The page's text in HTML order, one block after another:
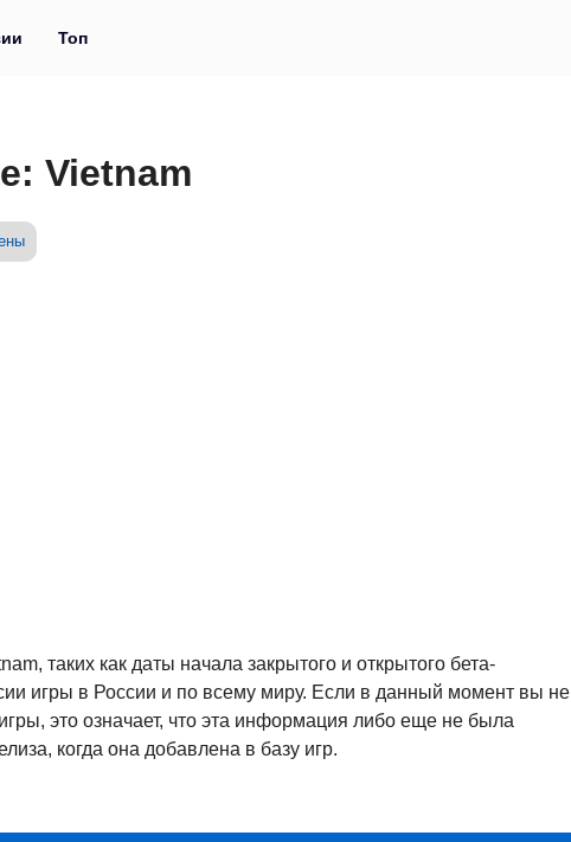
Топ
Vietnam
таких как даты начала закрытого и открытого бета-
игры в России и по всему миру. Если в данный момент вы не
это означает, что эта информация либо еще не была
когда она добавлена в базу игр.